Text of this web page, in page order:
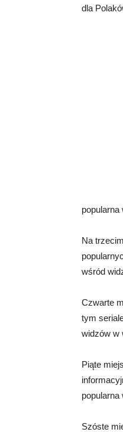
dla
popularna
Na
wśród
Czwarte
tym
widzów w
Piąte
Szóste